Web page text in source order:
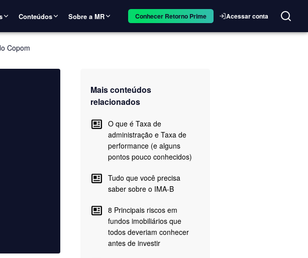
Conteúdos Sobre a MR Conhecer Retorno Prime Acessar conta
Copom
Mais conteúdos
relacionados
O que é Taxa de
administração e Taxa de
performance (e alguns
pontos pouco conhecidos)
Tudo que você precisa
saber sobre o IMA-B
8 Principais riscos em
fundos imobiliários que
todos deveriam conhecer
antes de investir